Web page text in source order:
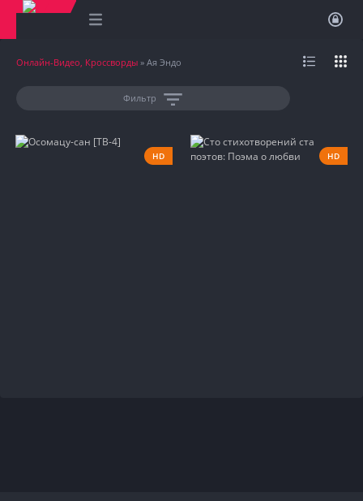
Онлайн-Видео, Кроссворды » Ая Эндо
Фильтр
HD HD